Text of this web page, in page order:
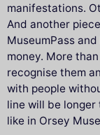
manifestations.
And another
MuseumPass
money. More
recognise them
with people
line will be
like in Orsey